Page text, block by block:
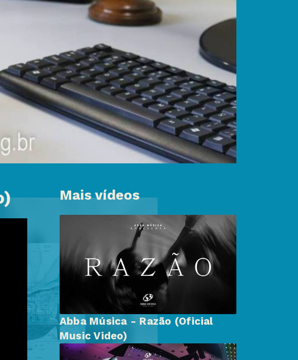
Mais vídeos
Abba Música - Razão (Oficial
Music Video)